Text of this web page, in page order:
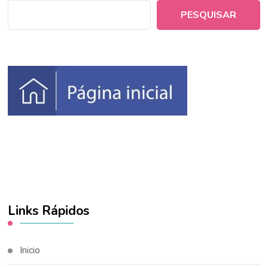
PESQUISAR
Links Rápidos
Inicio